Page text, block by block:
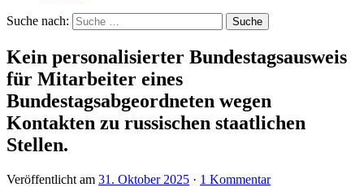
Suche nach:
Kein personalisierter Bundestagsausweis
für Mitarbeiter eines
Bundestagsabgeordneten wegen
Kontakten zu russischen staatlichen
Stellen.
Veröffentlicht am 31. Oktober 2025 · 1 Kommentar